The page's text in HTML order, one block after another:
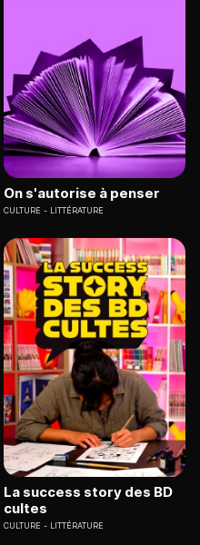
On s'autorise à penser
CULTURE LITTÉRATURE
La success story des BD
cultes
CULTURE LITTÉRATURE